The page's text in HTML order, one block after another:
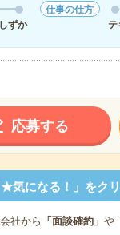
しずか
仕事の仕方
テ
応募する
気になる！」をクリ
社から 「面談確約」 や